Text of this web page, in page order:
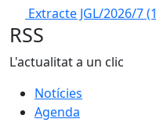
Extracte JGL/2026/7
RSS
L'actualitat a un clic
Notícies
Agenda